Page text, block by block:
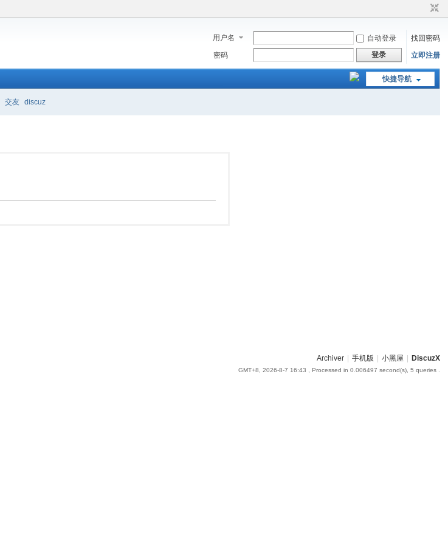
用户名 自动登录
找回密码
密码
登录 立即注册
快捷导航
交友 discuz
Archiver 手机版 小黑屋 DiscuzX
GMT+8, 2026-8-7 16:43 , Processed in 0.006497 second(s), 5 queries .